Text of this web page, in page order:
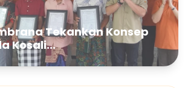
Tekankan Konsep
Kosali...